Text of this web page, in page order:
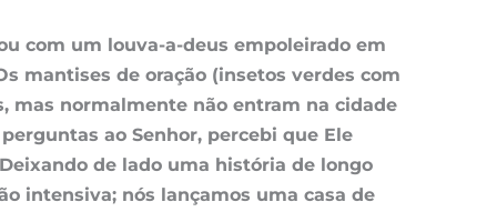
com um louva-a-deus empoleirado em
mantises de oração (insetos verdes com
mas normalmente não entram na cidade
ao Senhor, percebi que Ele
de lado uma história de longo
intensiva; nós lançamos uma casa de